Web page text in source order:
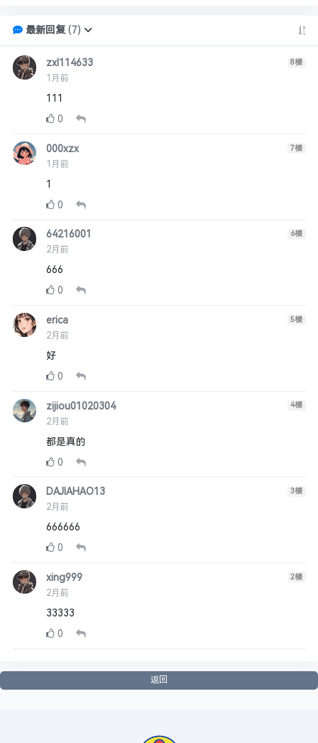
最新回复( 7)
zxl114633
1月前
8楼
111
0
000xzx
1月前
7楼
1
0
64216001
2月前
6楼
666
0
erica
2月前
5楼
好
0
zijiou01020304
2月前
4楼
都是真的
0
DAJIAHAO13
2月前
3楼
666666
0
xing999
2月前
2楼
33333
0
返回